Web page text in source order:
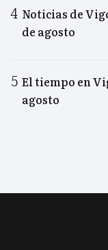
Noticias de
de agosto
El tiempo en
agosto